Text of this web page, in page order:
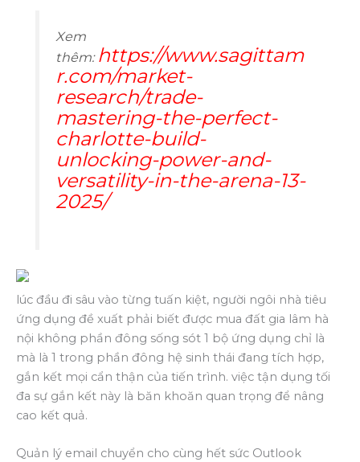
Xem
thêm: https://www.sagittam
r.com/market-
research/trade-
mastering-the-perfect-
charlotte-build-
unlocking-power-and-
versatility-in-the-arena-13-
2025/
lúc đầu đi sâu vào từng tuấn kiệt, người ngôi nhà tiêu
ứng dụng đề xuất phải biết được mua đất gia lâm hà
nội không phần đông sống sót 1 bộ ứng dụng chỉ là
mà là 1 trong phần đông hệ sinh thái đang tích hợp,
gắn kết mọi cẩn thận của tiến trình. việc tận dụng tối
đa sự gắn kết này là băn khoăn quan trọng để nâng
cao kết quả.
Quản lý email chuyển cho cùng hết sức Outlook